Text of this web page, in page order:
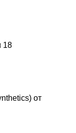
18
от